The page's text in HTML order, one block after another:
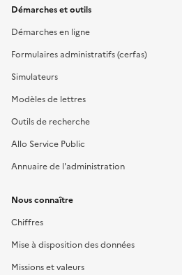
Démarches et outils
Démarches en ligne
Formulaires administratifs (cerfas)
Simulateurs
Modèles de lettres
Outils de recherche
Allo Service Public
Annuaire de l'administration
Nous connaître
Chiffres
Mise à disposition des données
Missions et valeurs